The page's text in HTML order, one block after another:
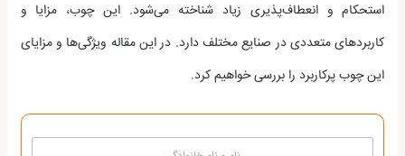
استحکام و انعطاف‌پذیری زیاد شناخته می‌شود. این چوب، مزایا و
کاربردهای متعددی در صنایع مختلف دارد. در این مقاله ویژگی‌ها و مزایای
این چوب پرکاربرد را بررسی خواهیم کرد.